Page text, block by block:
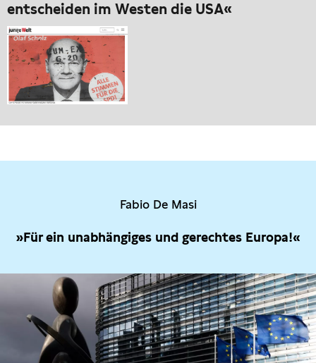
entscheiden im Westen die USA«
Fabio De Masi
»Für ein unabhängiges und gerechtes Europa!«